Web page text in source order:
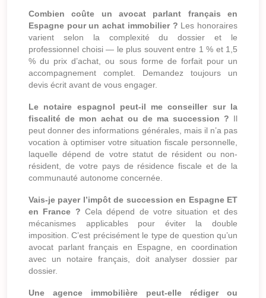
Combien coûte un avocat parlant français en
Espagne pour un achat immobilier ? Les honoraires
varient selon la complexité du dossier et le
professionnel choisi — le plus souvent entre 1 % et 1,5
% du prix d’achat, ou sous forme de forfait pour un
accompagnement complet. Demandez toujours un
devis écrit avant de vous engager.
Le notaire espagnol peut-il me conseiller sur la
fiscalité de mon achat ou de ma succession ? Il
peut donner des informations générales, mais il n’a pas
vocation à optimiser votre situation fiscale personnelle,
laquelle dépend de votre statut de résident ou non-
résident, de votre pays de résidence fiscale et de la
communauté autonome concernée.
Vais-je payer l’impôt de succession en Espagne ET
en France ? Cela dépend de votre situation et des
mécanismes applicables pour éviter la double
imposition. C’est précisément le type de question qu’un
avocat parlant français en Espagne, en coordination
avec un notaire français, doit analyser dossier par
dossier.
Une agence immobilière peut-elle rédiger ou